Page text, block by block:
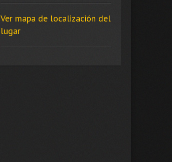
Ver mapa de localización del
lugar